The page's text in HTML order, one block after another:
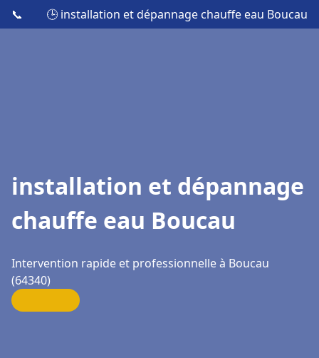
📞 🕒 installation et dépannage chauffe eau Boucau
installation et dépannage
chauffe eau Boucau
Intervention rapide et professionnelle à Boucau
(64340)